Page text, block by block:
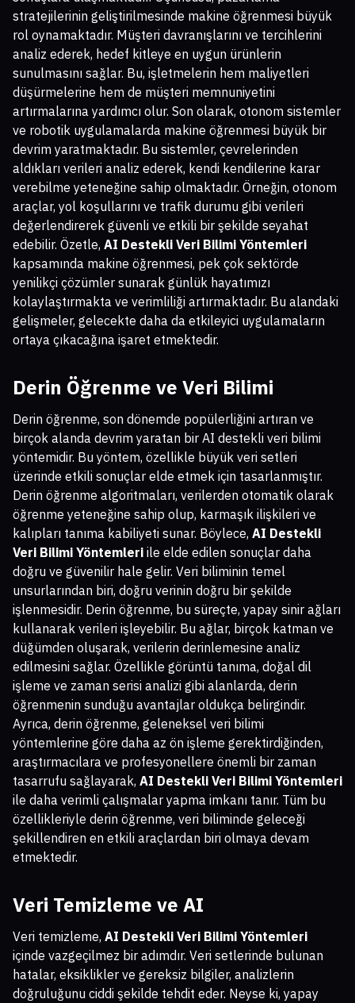
stratejilerinin geliştirilmesinde makine öğrenmesi büyük
rol oynamaktadır. Müşteri davranışlarını ve tercihlerini
analiz ederek, hedef kitleye en uygun ürünlerin
sunulmasını sağlar. Bu, işletmelerin hem maliyetleri
düşürmelerine hem de müşteri memnuniyetini
artırmalarına yardımcı olur. Son olarak, otonom sistemler
ve robotik uygulamalarda makine öğrenmesi büyük bir
devrim yaratmaktadır. Bu sistemler, çevrelerinden
aldıkları verileri analiz ederek, kendi kendilerine karar
verebilme yeteneğine sahip olmaktadır. Örneğin, otonom
araçlar, yol koşullarını ve trafik durumu gibi verileri
değerlendirerek güvenli ve etkili bir şekilde seyahat
edebilir. Özetle, AI Destekli Veri Bilimi Yöntemleri
kapsamında makine öğrenmesi, pek çok sektörde
yenilikçi çözümler sunarak günlük hayatımızı
kolaylaştırmakta ve verimliliği artırmaktadır. Bu alandaki
gelişmeler, gelecekte daha da etkileyici uygulamaların
ortaya çıkacağına işaret etmektedir.
Derin Öğrenme ve Veri Bilimi
Derin öğrenme, son dönemde popülerliğini artıran ve
birçok alanda devrim yaratan bir AI destekli veri bilimi
yöntemidir. Bu yöntem, özellikle büyük veri setleri
üzerinde etkili sonuçlar elde etmek için tasarlanmıştır.
Derin öğrenme algoritmaları, verilerden otomatik olarak
öğrenme yeteneğine sahip olup, karmaşık ilişkileri ve
kalıpları tanıma kabiliyeti sunar. Böylece, AI Destekli
Veri Bilimi Yöntemleri ile elde edilen sonuçlar daha
doğru ve güvenilir hale gelir. Veri biliminin temel
unsurlarından biri, doğru verinin doğru bir şekilde
işlenmesidir. Derin öğrenme, bu süreçte, yapay sinir ağları
kullanarak verileri işleyebilir. Bu ağlar, birçok katman ve
düğümden oluşarak, verilerin derinlemesine analiz
edilmesini sağlar. Özellikle görüntü tanıma, doğal dil
işleme ve zaman serisi analizi gibi alanlarda, derin
öğrenmenin sunduğu avantajlar oldukça belirgindir.
Ayrıca, derin öğrenme, geleneksel veri bilimi
yöntemlerine göre daha az ön işleme gerektirdiğinden,
araştırmacılara ve profesyonellere önemli bir zaman
tasarrufu sağlayarak, AI Destekli Veri Bilimi Yöntemleri
ile daha verimli çalışmalar yapma imkanı tanır. Tüm bu
özellikleriyle derin öğrenme, veri biliminde geleceği
şekillendiren en etkili araçlardan biri olmaya devam
etmektedir.
Veri Temizleme ve AI
Veri temizleme, AI Destekli Veri Bilimi Yöntemleri
içinde vazgeçilmez bir adımdır. Veri setlerinde bulunan
hatalar, eksiklikler ve gereksiz bilgiler, analizlerin
doğruluğunu ciddi şekilde tehdit eder. Neyse ki, yapay